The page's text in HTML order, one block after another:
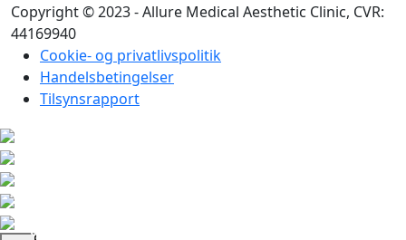
Copyright © 2023 - Allure Medical Aesthetic Clinic, CVR:
44169940
Cookie- og privatlivspolitik
Handelsbetingelser
Tilsynsrapport